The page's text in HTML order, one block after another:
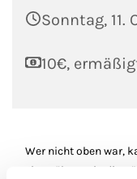
Sonntag, 11.
10€,
Wer nicht oben war,
eine Führung in die